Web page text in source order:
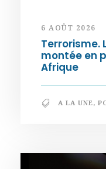
6 AOÛT 2026
Terrorisme.
montée en
Afrique
A LA UNE,